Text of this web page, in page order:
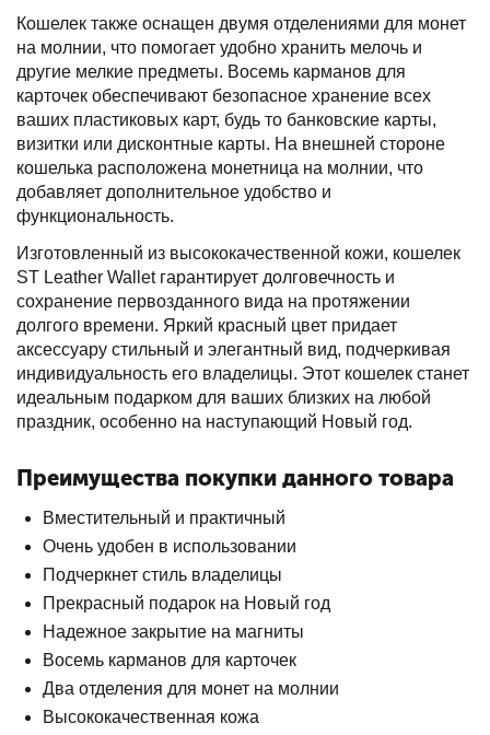
Кошелек также оснащен двумя отделениями для монет
на молнии, что помогает удобно хранить мелочь и
другие мелкие предметы. Восемь карманов для
карточек обеспечивают безопасное хранение всех
ваших пластиковых карт, будь то банковские карты,
визитки или дисконтные карты. На внешней стороне
кошелька расположена монетница на молнии, что
добавляет дополнительное удобство и
функциональность.
Изготовленный из высококачественной кожи, кошелек
ST Leather Wallet гарантирует долговечность и
сохранение первозданного вида на протяжении
долгого времени. Яркий красный цвет придает
аксессуару стильный и элегантный вид, подчеркивая
индивидуальность его владелицы. Этот кошелек станет
идеальным подарком для ваших близких на любой
праздник, особенно на наступающий Новый год.
Преимущества покупки данного товара
Вместительный и практичный
Очень удобен в использовании
Подчеркнет стиль владелицы
Прекрасный подарок на Новый год
Надежное закрытие на магниты
Восемь карманов для карточек
Два отделения для монет на молнии
Высококачественная кожа